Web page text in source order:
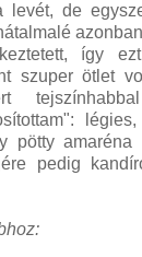
levét, de
így
szuper ötlet
pötty amaréna
pedig